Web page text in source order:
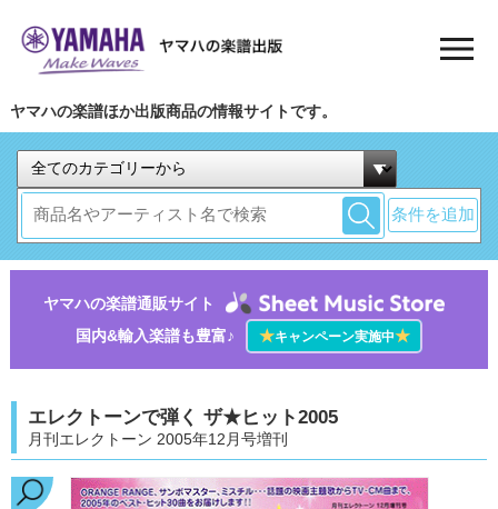
ヤマハの楽譜ほか出版商品の情報サイトです。
条件を追加
ヤマハの楽譜通販サイト
国内&輸入楽譜も豊富♪
★キャンペーン実施中★
エレクトーンで弾く ザ★ヒット2005
月刊エレクトーン 2005年12月号増刊